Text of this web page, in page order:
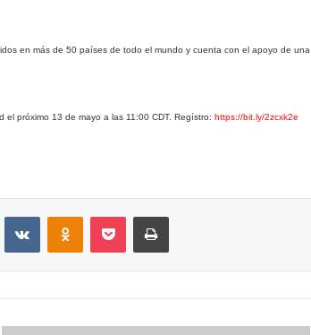
en más de 50 países de todo el mundo y cuenta con el apoyo de una
próximo 13 de mayo a las 11:00 CDT. Regístro: https://bit.ly/2zcxk2e
VKontakteOdnoklassniki
Pocket Imprimir